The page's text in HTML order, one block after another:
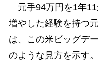
元手94万円を1年11
増やした経験を持つ
は、この米ビッグデ
のような見方を示す。